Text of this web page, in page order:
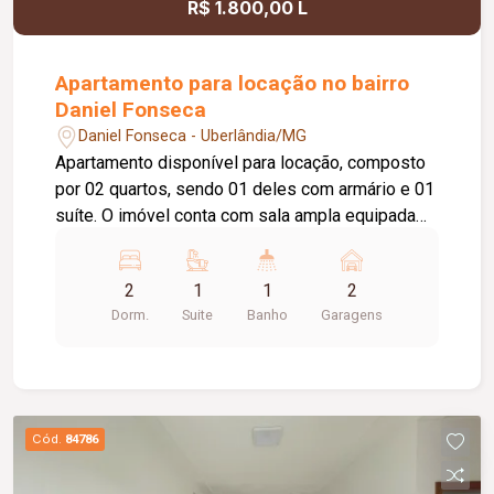
R$ 1.800,00 L
Apartamento para locação no bairro
Daniel Fonseca
Daniel Fonseca - Uberlândia/MG
Apartamento disponível para locação, composto
por 02 quartos, sendo 01 deles com armário e 01
suíte. O imóvel conta com sala ampla equipada
armários, cooktop e sugar, área de serviço com
armário, banheiro social com box em vidro e
armário. Possui ainda 02 vagas de garagem,
2
Dorm.
1
Suite
1
Banho
2
Garagens
Cód. 84786